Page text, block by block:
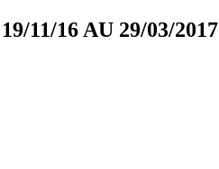
11/16 AU 29/03/2017